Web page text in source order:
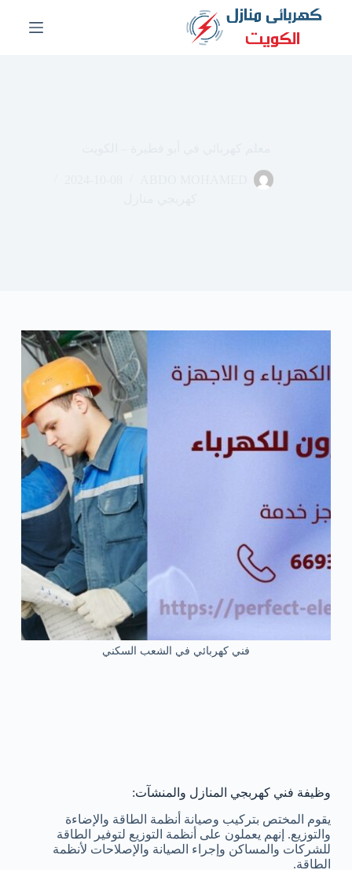
فني كهربائي في الشعب السكني
وظيفة فني كهربجي المنازل والمنشآت:
يقوم المختص بتركيب وصيانة أنظمة الطاقة والإضاءة
والتوزيع. إنهم يعملون على أنظمة التوزيع لتوفير الطاقة
للشركات والمساكن وإجراء الصيانة والإصلاحات لأنظمة
الطاقة.